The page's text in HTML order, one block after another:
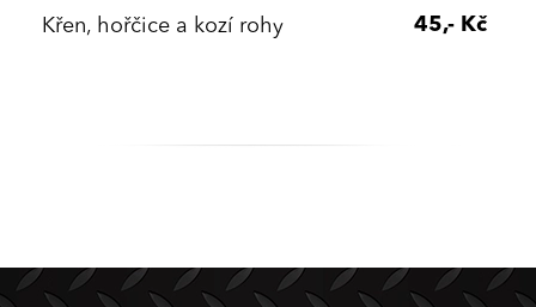
Křen, hořčice a kozí rohy 45,- Kč